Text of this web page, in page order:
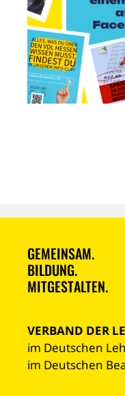
GEMEINSAM.
BILDUNG.
MITGESTALTEN.
VERBAND DER
im Deutschen
im Deutschen